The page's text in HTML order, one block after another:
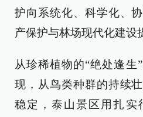
护向系统化、科学化、
产保护与林场现代化建设
从珍稀植物的“绝处逢生
现，从鸟类种群的持续
稳定，泰山景区用扎实